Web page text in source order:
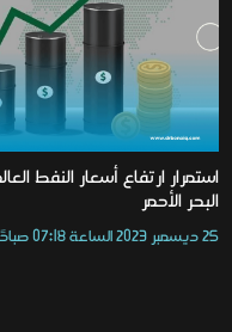
استمرار ارتفاع أسعار النفط
البحر الأحمر
25 ديسمبر 2023 الساعة 07:18 صباحًا